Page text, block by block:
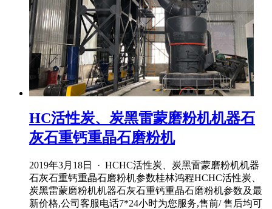
HC活性炭、炭黑雷蒙磨粉机机器石
灰石重钙重晶石磨粉机
2019年3月18日 · HCHC活性炭、炭黑雷蒙磨粉机机器
石灰石重钙重晶石磨粉机参数桂林鸿程HCHC活性炭、
炭黑雷蒙磨粉机机器石灰石重钙重晶石磨粉机参数及最
新价格,公司客服电话7*24小时为您服务,售前/ 售后均可